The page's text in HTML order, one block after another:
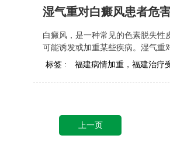
湿气重对白癜风患者危
白癜风，是一种常见的色素脱失性
可能诱发或加重某些疾病。湿气重
标签 :
福建病情加重，福建治疗
上一页